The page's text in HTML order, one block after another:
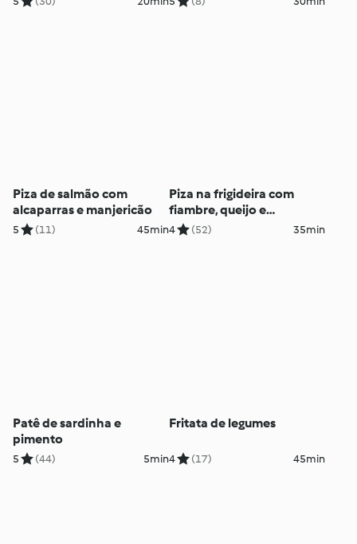
Piza de salmão com
alcaparras e manjericão
5 (11) 45min
Piza na frigideira com
fiambre, queijo e
cogumelos
4 (52) 35min
Patê de sardinha e
pimento
5 (44) 5min
Fritata de legumes
4 (17) 45min